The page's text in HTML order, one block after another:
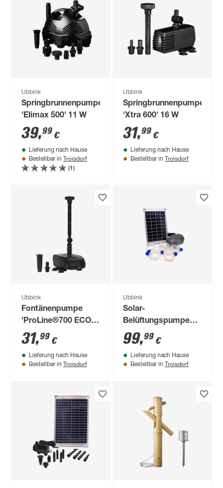
Ubbink
Springbrunnenpumpe
'Elimax 500' 11 W
39,99 €
Lieferung nach Hause
Bestellbar in Troisdorf
(1)
Ubbink
Springbrunnenpumpe
'Xtra 600' 16 W
31,99 €
Lieferung nach Hause
Bestellbar in Troisdorf
Ubbink
Fontänenpumpe
'ProLine®700 ECO'
schwarz 5 W
31,99 €
Lieferung nach Hause
Bestellbar in Troisdorf
Ubbink
Solar-
Belüftungspumpe
'Air Solar 600' 10 W
99,99 €
Lieferung nach Hause
Bestellbar in Troisdorf